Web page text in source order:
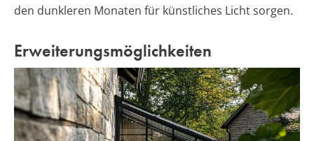
den dunkleren Monaten für künstliches Licht sorgen.
Erweiterungsmöglichkeiten